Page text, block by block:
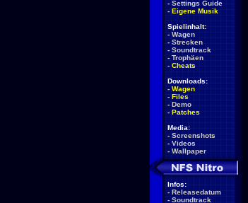
- Settings Guide
- Eigene Musik
Spielinhalt:
- Wagen
- Strecken
- Soundtrack
- Trophäen
- Cheats
Downloads:
- Wagen
- Files
- Demo
- Patches
Media:
- Screenshots
- Videos
- Wallpaper
Infos:
- Releasedatum
- Soundtrack